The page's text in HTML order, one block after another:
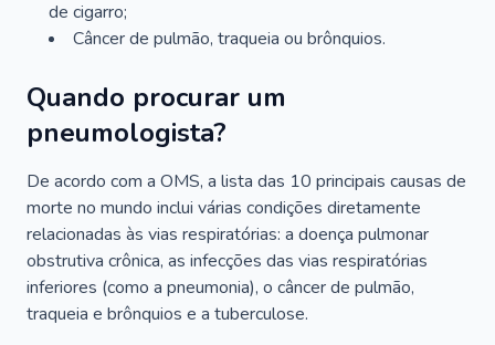
de cigarro;
Câncer de pulmão, traqueia ou brônquios.
Quando procurar um
pneumologista?
De acordo com a OMS, a lista das 10 principais causas de
morte no mundo inclui várias condições diretamente
relacionadas às vias respiratórias: a doença pulmonar
obstrutiva crônica, as infecções das vias respiratórias
inferiores (como a pneumonia), o câncer de pulmão,
traqueia e brônquios e a tuberculose.